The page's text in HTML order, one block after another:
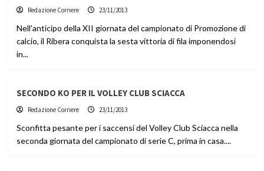
Redazione Corriere 23/11/2013
Nell'anticipo della XII giornata del campionato di Promozione di
calcio, il Ribera conquista la sesta vittoria di fila imponendosi
in...
SECONDO KO PER IL VOLLEY CLUB SCIACCA
Redazione Corriere 23/11/2013
Sconfitta pesante per i saccensi del Volley Club Sciacca nella
seconda giornata del campionato di serie C, prima in casa....